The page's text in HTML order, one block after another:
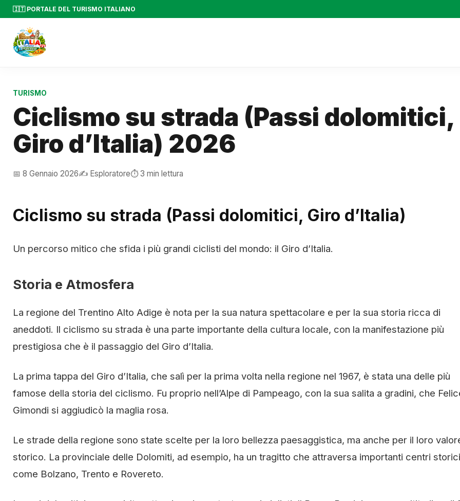
🇮🇹 PORTALE DEL TURISMO ITALIANO
TURISMO
Ciclismo su strada (Passi dolomitici,
Giro d’Italia) 2026
📅 8 Gennaio 2026✍️ Esploratore⏱️ 3 min lettura
Ciclismo su strada (Passi dolomitici, Giro d’Italia)
Un percorso mitico che sfida i più grandi ciclisti del mondo: il Giro d’Italia.
Storia e Atmosfera
La regione del Trentino Alto Adige è nota per la sua natura spettacolare e per la sua storia ricca di
aneddoti. Il ciclismo su strada è una parte importante della cultura locale, con la manifestazione più
prestigiosa che è il passaggio del Giro d’Italia.
La prima tappa del Giro d’Italia, che salì per la prima volta nella regione nel 1967, è stata una delle più
famose della storia del ciclismo. Fu proprio nell’Alpe di Pampeago, con la sua salita a gradini, che
Gimondi si aggiudicò la maglia rosa.
Le strade della regione sono state scelte per la loro bellezza paesaggistica, ma anche per il loro
storico. La provinciale delle Dolomiti, ad esempio, ha un tragitto che attraversa importanti centri storici
come Bolzano, Trento e Rovereto.